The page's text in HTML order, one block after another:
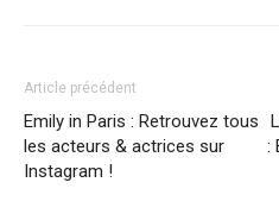
Article précédent
Emily in Paris : Retrouvez tous
les acteurs & actrices sur
Instagram !
: